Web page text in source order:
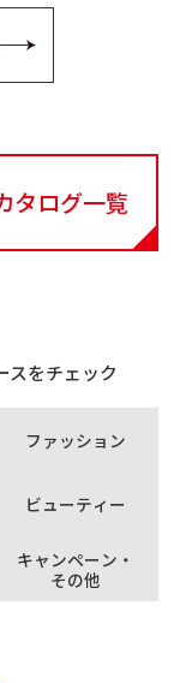
タログ一覧
スをチェック
ファッション
ビューティー
キャンペーン・
その他